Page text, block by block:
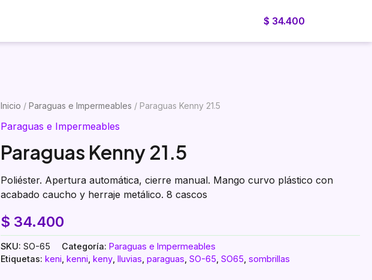
Cotiza ahora
Inicio /Paraguas e Impermeables / Paraguas Kenny 21.5
Paraguas e Impermeables
Paraguas Kenny 21.5
Poliéster. Apertura automática, cierre manual. Mango curvo plástico con
acabado caucho y herraje metálico. 8 cascos
$ 34.400
SKU:SO-65 Categoría: Paraguas e Impermeables
Etiquetas: keni, kenni, keny, lluvias,paraguas,SO-65,SO65,sombrillas
$ 34.400